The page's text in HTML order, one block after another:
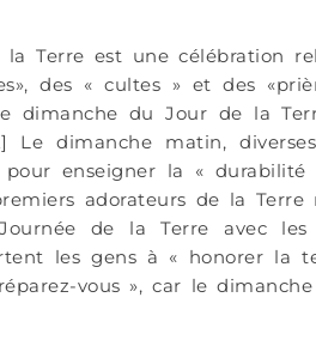
Terre est une célébration
des « cultes » et des
dimanche du Jour de la
] Le dimanche matin,
enseigner la «
adorateurs de la Terre
de la Terre avec les
les gens à « honorer la
vous », car le